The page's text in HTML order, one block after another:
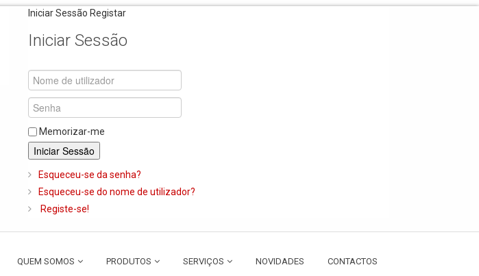
Iniciar Sessão Registar
Iniciar Sessão
Memorizar-me
Iniciar Sessão
Esqueceu-se da senha?
Esqueceu-se do nome de utilizador?
Registe-se!
QUEM SOMOS PRODUTOS SERVIÇOS NOVIDADES CONTACTOS